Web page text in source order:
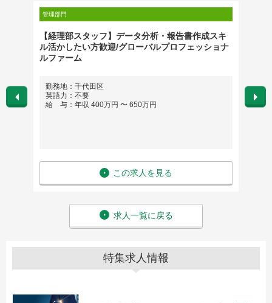
管理部門
【経理部スタッフ】データ分析・報告書作成スキ
ル活かしたい方歓迎/グローバルプロフェッショナ
ルファーム
勤務地：千代田区
英語力：不要
給 与：年収 400万円 〜 650万円
この求人を見る
勤務
英語
給
求人一覧に戻る
特集求人情報